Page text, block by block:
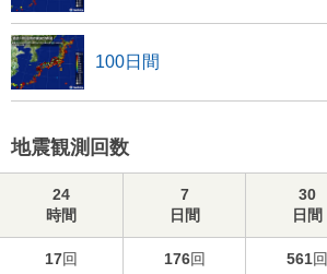
100日間
地震観測回数
24
時間
7
日間
30
日間
17回 176回 561回